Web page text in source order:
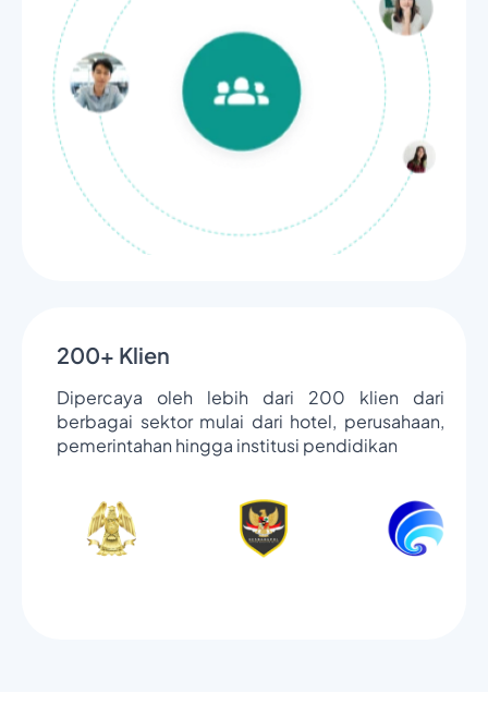
200+ Klien
Dipercaya oleh lebih dari 200 klien dari
berbagai sektor mulai dari hotel, perusahaan,
pemerintahan hingga institusi pendidikan